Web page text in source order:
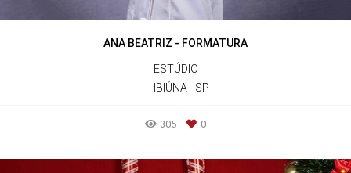
ANA BEATRIZ - FORMATURA
ESTÚDIO
IBIÚNA - SP
305 0